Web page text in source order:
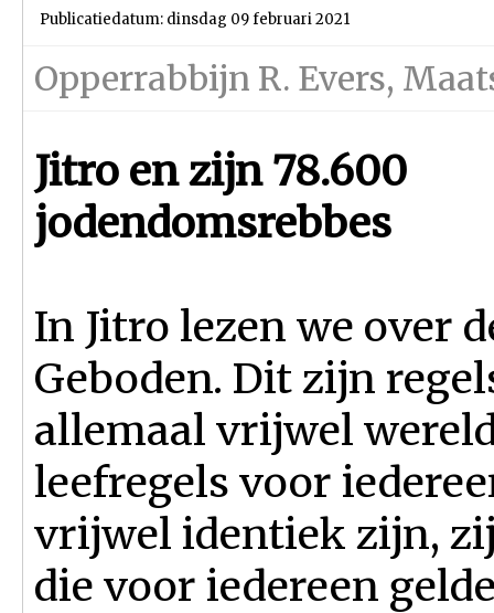
Publicatiedatum: dinsdag 09 februari 2021
Opperrabbijn R. Evers,
Jitro en zijn 78.600
jodendomsrebbes
In Jitro lezen we over
Geboden. Dit zijn
allemaal vrijwel
leefregels voor
vrijwel identiek zijn,
die voor iedereen